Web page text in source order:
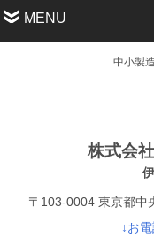
MENU
中小製
株式会社
〒103-0004 東京都中
↓お